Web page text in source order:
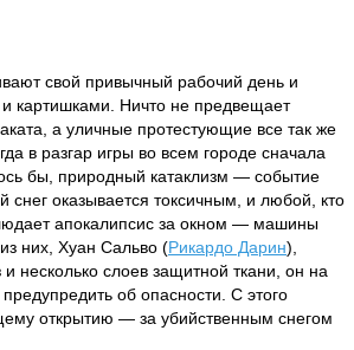
свой привычный рабочий день и
картишками. Ничто не предвещает
а уличные протестующие все так же
в разгар игры во всем городе сначала
бы, природный катаклизм — событие
оказывается токсичным, и любой, кто
апокалипсис за окном — машины
них, Хуан Сальво (Рикардо Дарин),
несколько слоев защитной ткани, он на
об опасности. С этого
открытию — за убийственным снегом